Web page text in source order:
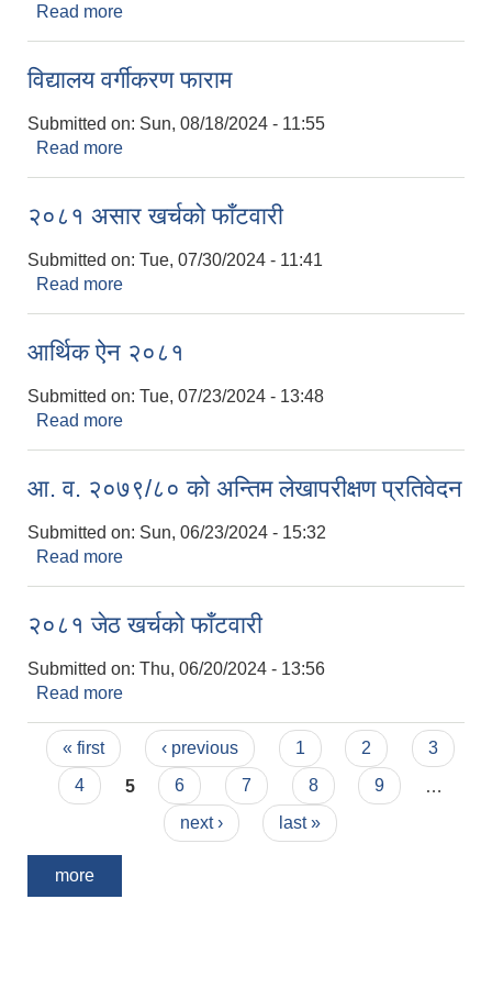
Read more
विद्यालय वर्गीकरण फाराम
Submitted on: Sun, 08/18/2024 - 11:55
Read more
२०८१ असार खर्चको फाँटवारी
Submitted on: Tue, 07/30/2024 - 11:41
Read more
आर्थिक ऐन २०८१
Submitted on: Tue, 07/23/2024 - 13:48
Read more
आ. व. २०७९/८० को अन्तिम लेखापरीक्षण प्रतिवेदन
Submitted on: Sun, 06/23/2024 - 15:32
Read more
२०८१ जेठ खर्चको फाँटवारी
Submitted on: Thu, 06/20/2024 - 13:56
Read more
Pages
« first ‹ previous 1 2
3
4
5 6 7 8 9
next ›
last »
more